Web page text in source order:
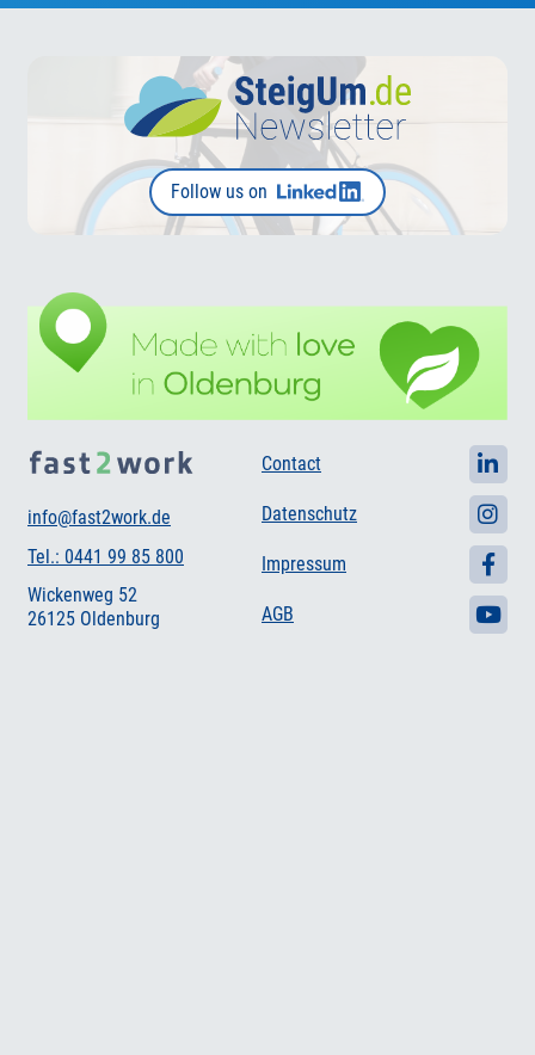
Follow us on
info@fast2work.de
Tel.: 0441 99 85 800
Wickenweg 52
26125 Oldenburg
Contact
Datenschutz
Impressum
AGB